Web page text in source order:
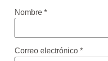
Nombre *
Correo electrónico *